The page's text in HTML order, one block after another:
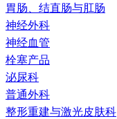
胃肠、结直肠与肛肠
神经外科
神经血管
栓塞产品
泌尿科
普通外科
整形重建与激光皮肤科